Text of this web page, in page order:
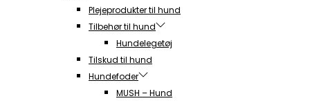
Plejeprodukter til hund
Tilbehør til hund
Hundelegetøj
Tilskud til hund
Hundefoder
MUSH – Hund